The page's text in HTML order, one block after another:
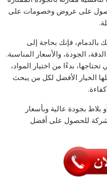
الحصول على عروض وخصومات على
فإنك بحاجة إلى
الجودة، والأسعار المناسبة.
بدءًا من اختيار المواد،
الخيار الأفضل لكل من يبحث
بجودة عالية وبأسعار
للحصول على أفضل